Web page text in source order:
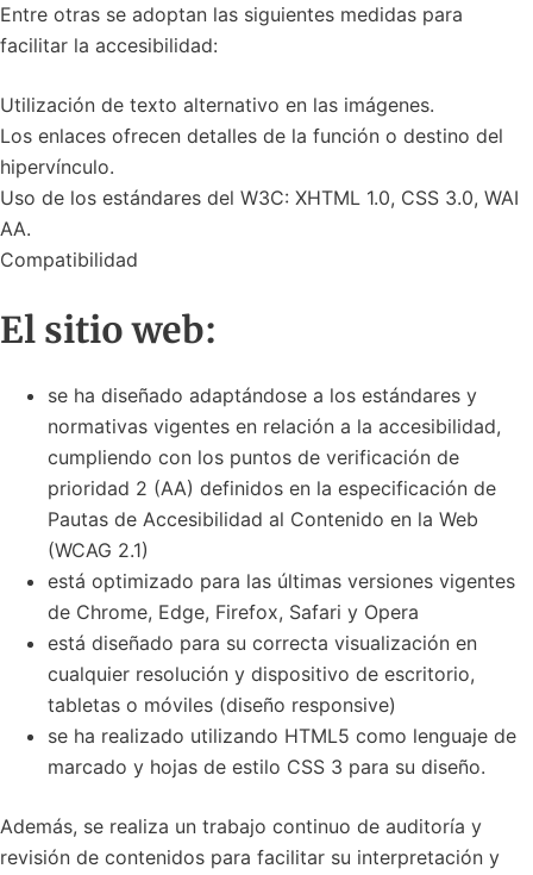
Entre otras se adoptan las siguientes medidas para
facilitar la accesibilidad:
Utilización de texto alternativo en las imágenes.
Los enlaces ofrecen detalles de la función o destino del
hipervínculo.
Uso de los estándares del W3C: XHTML 1.0, CSS 3.0, WAI
AA.
Compatibilidad
El sitio web:
se ha diseñado adaptándose a los estándares y
normativas vigentes en relación a la accesibilidad,
cumpliendo con los puntos de verificación de
prioridad 2 (AA) definidos en la especificación de
Pautas de Accesibilidad al Contenido en la Web
(WCAG 2.1)
está optimizado para las últimas versiones vigentes
de Chrome, Edge, Firefox, Safari y Opera
está diseñado para su correcta visualización en
cualquier resolución y dispositivo de escritorio,
tabletas o móviles (diseño responsive)
se ha realizado utilizando HTML5 como lenguaje de
marcado y hojas de estilo CSS 3 para su diseño.
Además, se realiza un trabajo continuo de auditoría y
revisión de contenidos para facilitar su interpretación y